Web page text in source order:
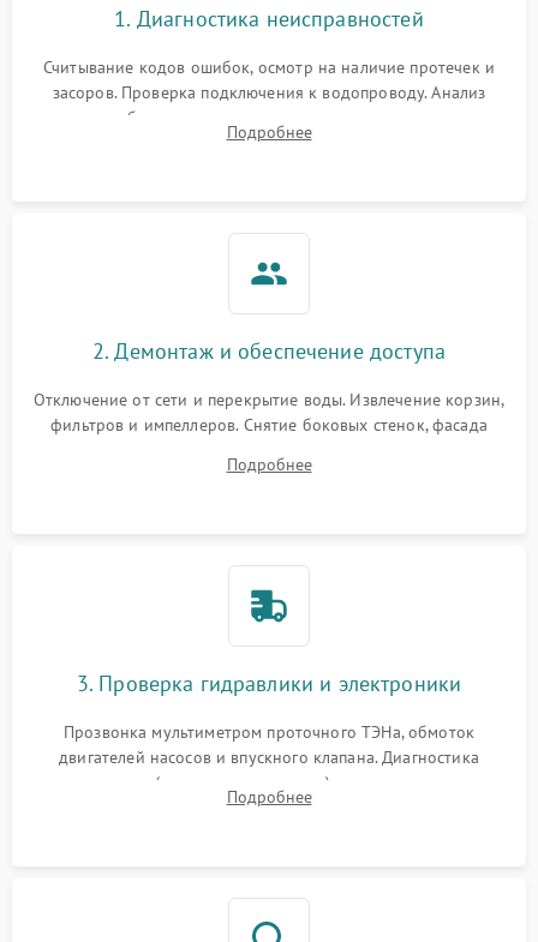
циркуляционным насосом
2100 ₽ Подробнее →
1. Диагностика неисправностей
Считывание кодов ошибок, осмотр на наличие протечек и
засоров. Проверка подключения к водопроводу. Анализ
жалоб на отсутствие слива, нагрева, вращения
разбрызгивателей или срабатывание системы защиты
Подробнее
2. Демонтаж и обеспечение доступа
Отключение от сети и перекрытие воды. Извлечение корзин,
фильтров и импеллеров. Снятие боковых стенок, фасада
циркуляционному насосу, ТЭНу и сливной помпе.
Подробнее
3. Проверка гидравлики и электроники
Прозвонка мультиметром проточного ТЭНа, обмоток
двигателей насосов и впускного клапана. Диагностика
прессостата (датчика уровня воды), датчика мутности,
концевика дверцы и электронного модуля управления.
Подробнее